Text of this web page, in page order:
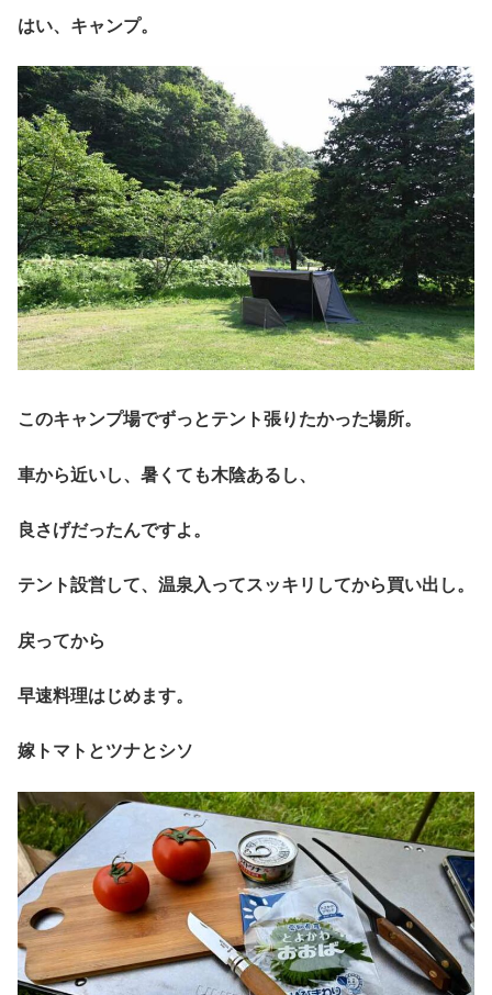
はい、キャンプ。
このキャンプ場でずっとテント張りたかった場所。
車から近いし、暑くても木陰あるし、
良さげだったんですよ。
テント設営して、温泉入ってスッキリしてから買い出し。
戻ってから
早速料理はじめます。
嫁トマトとツナとシソ